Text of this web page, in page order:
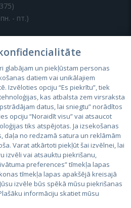
- пт.)
glabājam un piekļūstam personas
datiem vai unikālajiem
Izvēloties opciju “Es piekrītu”, tiek
kas atbalsta zem virsraksta
datus, lai sniegtu” norādītos
opciju “Noraidīt visu” vai atsaucot
tiks atspējotas. Ja izsekošanas
daļa no redzamā satura un reklāmām
Varat atkārtoti piekļūt šai izvēlnei, lai
izvēli vai atsauktu piekrišanu,
preferences” tīmekļa lapas
tīmekļa lapas apakšējā kreisajā
izvēle būs spēkā mūsu piekrišanas
informāciju skatiet mūsu